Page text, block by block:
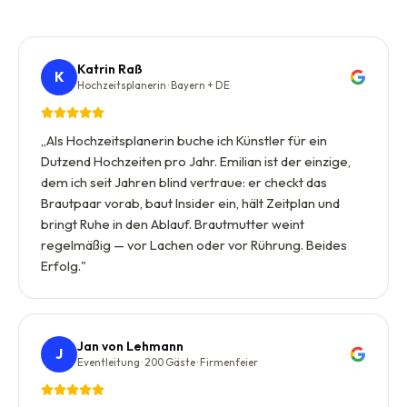
K Katrin Raß
Hochzeitsplanerin · Bayern + DE
„Als Hochzeitsplanerin buche ich Künstler für ein
Dutzend Hochzeiten pro Jahr. Emilian ist der einzige,
dem ich seit Jahren blind vertraue: er checkt das
Brautpaar vorab, baut Insider ein, hält Zeitplan und
bringt Ruhe in den Ablauf. Brautmutter weint
regelmäßig — vor Lachen oder vor Rührung. Beides
Erfolg."
J Jan von Lehmann
Eventleitung · 200 Gäste · Firmenfeier